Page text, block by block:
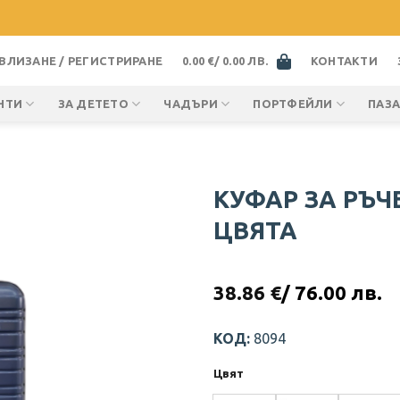
ВЛИЗАНЕ / РЕГИСТРИРАНЕ 0.00 €/ 0.00 ЛВ. КОНТАКТИ
ЗА ДЕТЕТО ЧАДЪРИ ПОРТФЕЙЛИ
КУФАР ЗА
ЦВЯТА
38.86 €/ 76.00 лв.
КОД: 8094
Цвят